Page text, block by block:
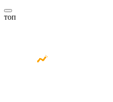
топ